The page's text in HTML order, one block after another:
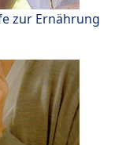
zur Ernährung